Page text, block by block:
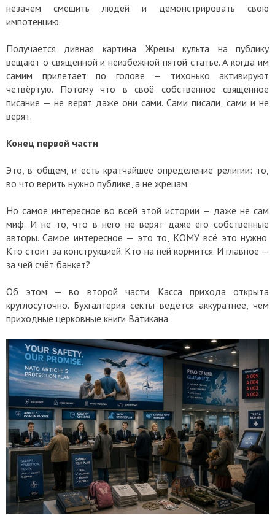
незачем смешить людей и демонстрировать свою
импотенцию.
Получается дивная картина. Жрецы культа на публику
вещают о священной и неизбежной пятой статье. А когда им
самим прилетает по голове — тихонько активируют
четвёртую. Потому что в своё собственное священное
писание — не верят даже они сами. Сами писали, сами и не
верят.
Конец первой части
Это, в общем, и есть кратчайшее определение религии: то,
во что верить нужно публике, а не жрецам.
Но самое интересное во всей этой истории — даже не сам
миф. И не то, что в него не верят даже его собственные
авторы. Самое интересное — это то, КОМУ всё это нужно.
Кто стоит за конструкцией. Кто на ней кормится. И главное —
за чей счёт банкет?
Об этом — во второй части. Касса прихода открыта
круглосуточно. Бухгалтерия секты ведётся аккуратнее, чем
приходные церковные книги Ватикана.